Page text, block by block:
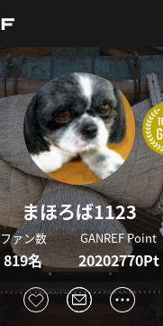
まほろば1123
ファン数
819名
GANREF Point
20202770Pt